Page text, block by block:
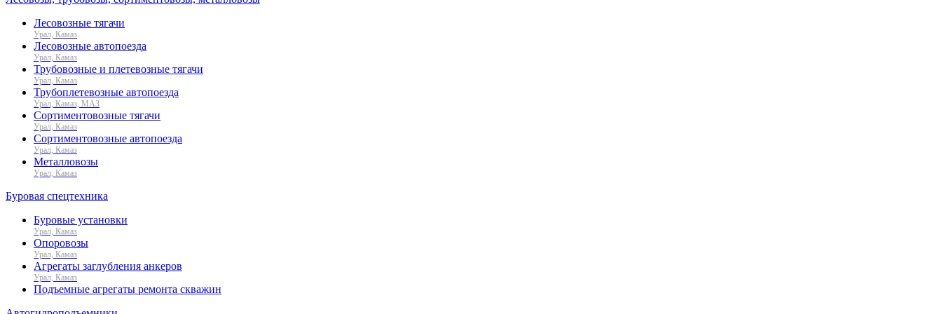
Лесовозные тягачи
Урал, Камаз
Лесовозные автопоезда
Урал, Камаз
Трубовозные и плетевозные тягачи
Урал, Камаз
Трубоплетевозные автопоезда
Урал, Камаз, МАЗ
Сортиментовозные тягачи
Урал, Камаз
Сортиментовозные автопоезда
Урал, Камаз
Металловозы
Урал, Камаз
Буровая спецтехника
Буровые установки
Урал, Камаз
Опоровозы
Урал, Камаз
Агрегаты заглубления анкеров
Урал, Камаз
Подъемные агрегаты ремонта скважин